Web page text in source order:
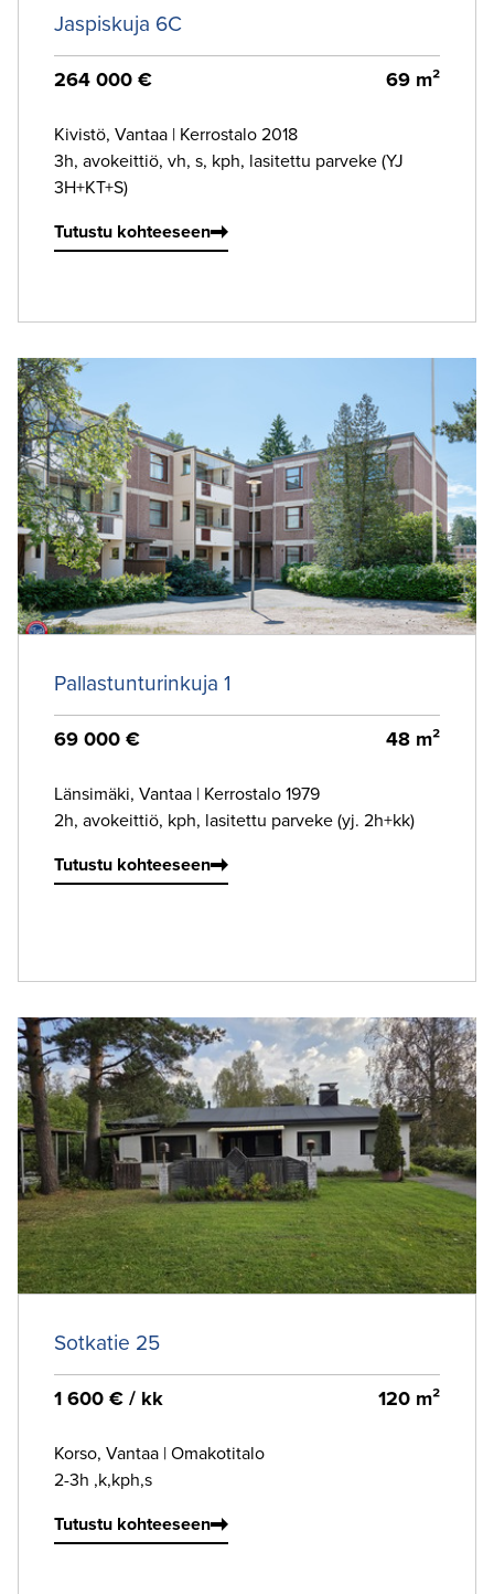
Jaspiskuja 6C
264 000 € 69 m²
Kivistö, Vantaa | Kerrostalo 2018
3h, avokeittiö, vh, s, kph, lasitettu parveke (YJ
3H+KT+S)
Tutustu kohteeseen
Pallastunturinkuja 1
69 000 € 48 m²
Länsimäki, Vantaa | Kerrostalo 1979
2h, avokeittiö, kph, lasitettu parveke (yj. 2h+kk)
Tutustu kohteeseen
Sotkatie 25
1 600 € / kk 120 m²
Korso, Vantaa |Omakotitalo
2-3h ,k,kph,s
Tutustu kohteeseen